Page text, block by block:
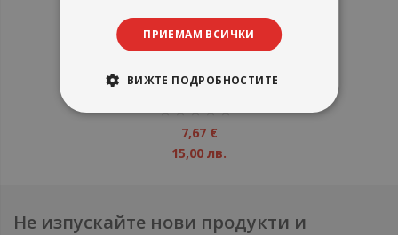
Актуални проблеми на
трудовото и осигурителното
УИ "Св. Климент Охридски"
7,67 €
15,00 лв.
Не изпускайте нови продукти и
ПРИЕМАМ ВСИЧКИ
ВИЖТЕ ПОДРОБНОСТИТЕ